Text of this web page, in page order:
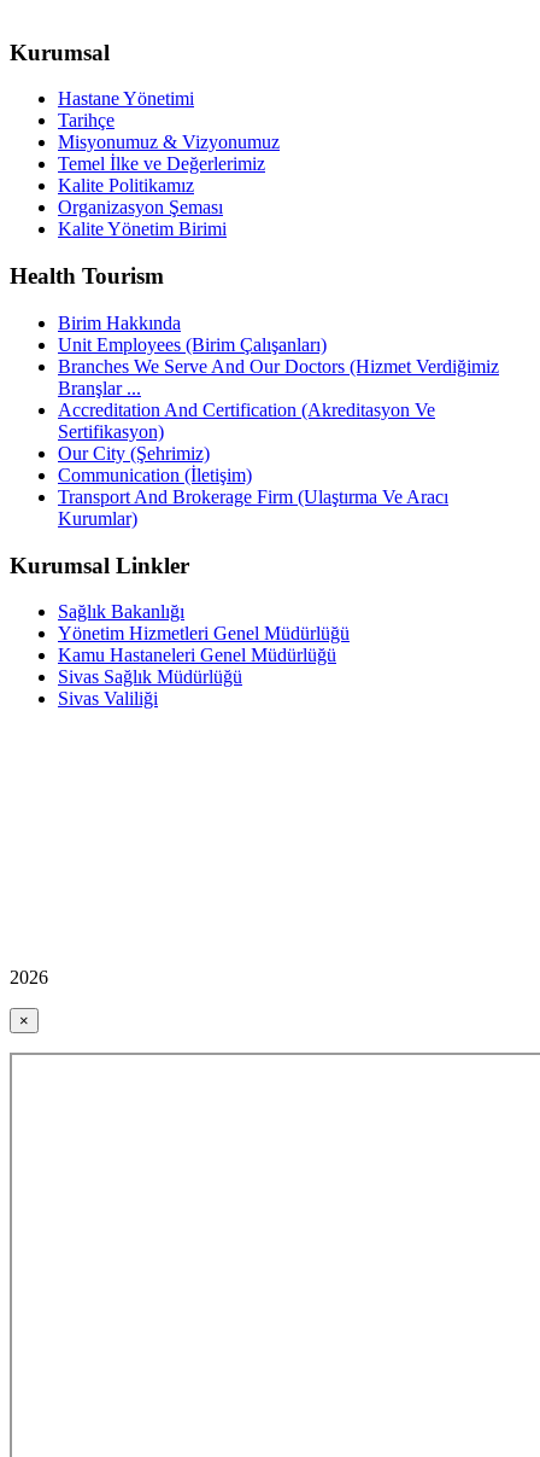
Kurumsal
Hastane Yönetimi
Tarihçe
Misyonumuz & Vizyonumuz
Temel İlke ve Değerlerimiz
Kalite Politikamız
Organizasyon Şeması
Kalite Yönetim Birimi
Health Tourism
Birim Hakkında
Unit Employees (Birim Çalışanları)
Branches We Serve And Our Doctors (Hizmet Verdiğimiz
Branşlar ...
Accreditation And Certification (Akreditasyon Ve
Sertifikasyon)
Our City (Şehrimiz)
Communication (İletişim)
Transport And Brokerage Firm (Ulaştırma Ve Aracı
Kurumlar)
Kurumsal Linkler
Sağlık Bakanlığı
Yönetim Hizmetleri Genel Müdürlüğü
Kamu Hastaneleri Genel Müdürlüğü
Sivas Sağlık Müdürlüğü
Sivas Valiliği
2026
×